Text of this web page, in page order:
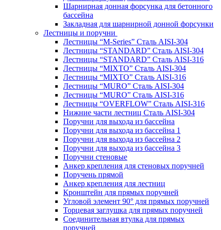
Шарнирная донная форсунка для бетонного
бассейна
Закладная для шарнирной донной форсунки
Лестницы и поручни
Лестницы “M-Series” Сталь AISI-304
Лестницы “STANDARD” Сталь AISI-304
Лестницы “STANDARD” Сталь AISI-316
Лестницы “MIXTO” Сталь AISI-304
Лестницы “MIXTO” Сталь AISI-316
Лестницы “MURO” Сталь AISI-304
Лестницы “MURO” Сталь AISI-316
Лестницы “OVERFLOW” Сталь AISI-316
Нижние части лестниц Сталь AISI-304
Поручни для выхода из бассейна
Поручни для выхода из бассейна 1
Поручни для выхода из бассейна 2
Поручни для выхода из бассейна 3
Поручни стеновые
Анкер крепления для стеновых поручней
Поручень прямой
Анкер крепления для лестниц
Кронштейн для прямых поручней
Угловой элемент 90° для прямых поручней
Торцевая заглушка для прямых поручней
Соединительная втулка для прямых
поручней